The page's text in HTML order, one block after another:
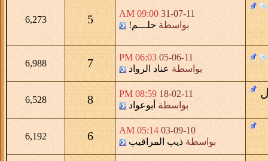
31-07-11
09:00 AM
بواسطة حلـــم! 5
6,273
05-06-11
06:03 PM
بواسطة عناد الرواد 7
6,988
18-02-11
08:59 PM
بواسطة أبوعواد 8
6,528
03-09-10
05:14 AM
بواسطة ذيب المراقيب 6
6,192